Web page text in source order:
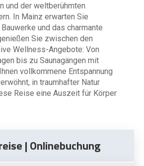
und der weltberühmten
In Mainz erwarten Sie
und das charmante
Sie zwischen den
Wellness-Angebote: Von
bis zu Saunagängen mit
vollkommene Entspannung
in traumhafter Natur
Reise eine Auszeit für Körper
| Onlinebuchung